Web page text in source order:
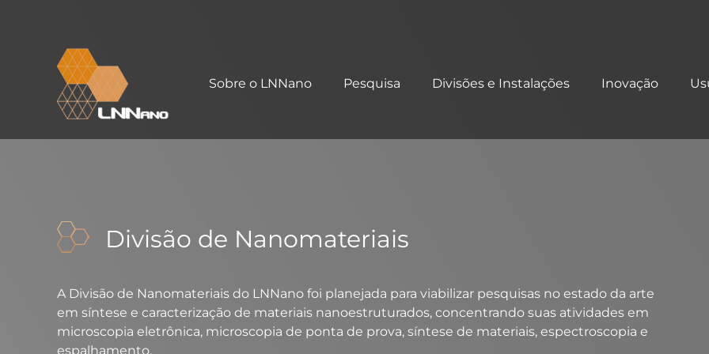
Sobre o LNNano Pesquisa Divisões e Instalações Inovação
Divisão de Nanomateriais
A Divisão de Nanomateriais do LNNano foi planejada para viabilizar pesquisas no estado da arte
em síntese e caracterização de materiais nanoestruturados, concentrando suas atividades em
microscopia eletrônica, microscopia de ponta de prova, síntese de materiais, espectroscopia e
espalhamento.​